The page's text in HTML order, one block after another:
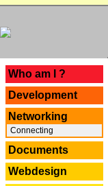
Who am I ?
Development
Networking
Connecting
Documents
Webdesign